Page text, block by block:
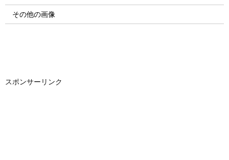
その他の画像
スポンサーリンク